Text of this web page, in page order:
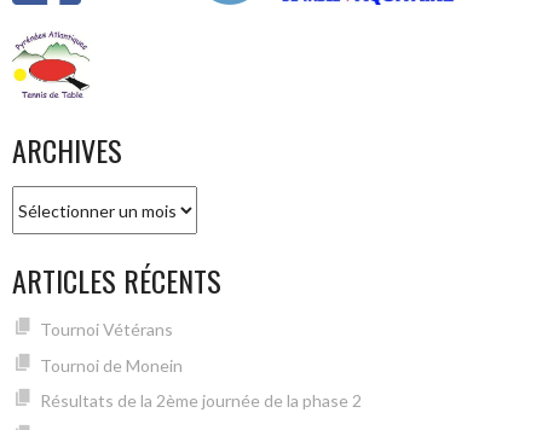
ARCHIVES
ARTICLES RÉCENTS
Tournoi Vétérans
Tournoi de Monein
Résultats de la 2ème journée de la phase 2